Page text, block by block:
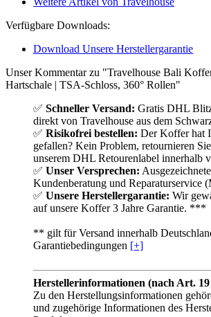
Verfügbare Downloads:
Download Unsere Herstellergarantie
Unser Kommentar zu "Travelhouse Bali
Hartschale | TSA-Schloss, 360° Rollen"
✅ Schneller Versand: Gratis DHL
direkt von Travelhouse aus dem
✅ Risikofrei bestellen: Der Koffer hat
gefallen? Kein Problem, retournieren
unserem DHL Retourenlabel innerhalb
✅ Unser Versprechen: Ausgezeichnete
Kundenberatung und Reparaturservice
✅ Unsere Herstellergarantie: Wir
auf unsere Koffer 3 Jahre Garantie. ***
** gilt für Versand innerhalb
Garantiebedingungen [+]
Herstellerinformationen (nach Art.
Zu den Herstellungsinformationen
und zugehörige Informationen des